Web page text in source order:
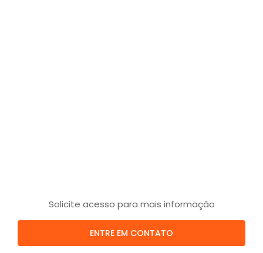
Solicite acesso para mais informação
ENTRE EM CONTATO